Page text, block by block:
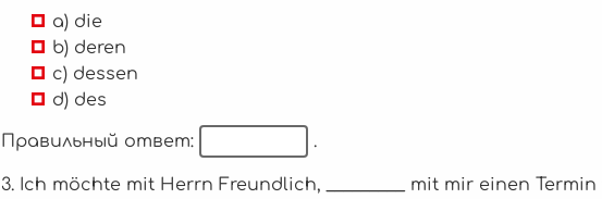
a) die
b) deren
c) dessen
d) des
Правильный ответ: .
3. Ich möchte mit Herrn Freundlich, _________ mit mir einen